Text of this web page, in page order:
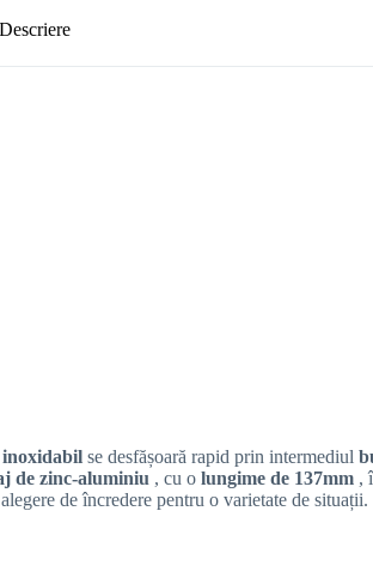
Descriere
inoxidabil se desfășoară rapid prin intermediul
de zinc-aluminiu , cu o lungime de 137mm ,
de încredere pentru o varietate de situații.